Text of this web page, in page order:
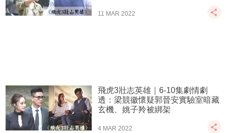
11 MAR 2022
飛虎3壯志英雄｜6-10集劇情劇
透：梁競徽懷疑郭晉安實驗室暗藏
玄機、姚子羚被綁架
4 MAR 2022